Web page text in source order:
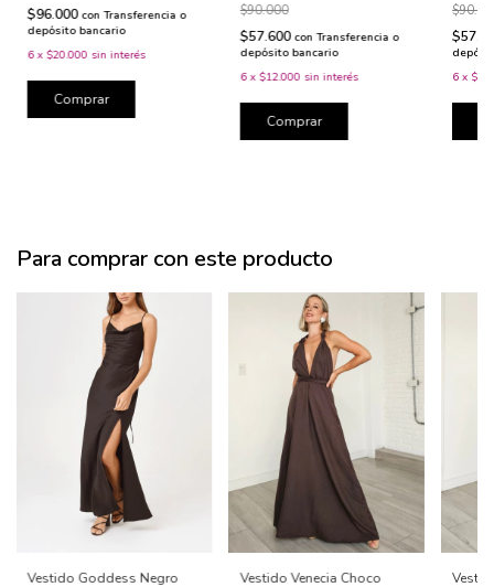
$96.000 con Transferencia o
depósito bancario
6 x $20.000 sin interés
Comprar
$90.000
$57.600 con Transferencia o
depósito bancario
6 x $12.000 sin interés
Comprar
6 x
Para comprar con este producto
Vestido Goddess Negro Vestido Venecia Choco